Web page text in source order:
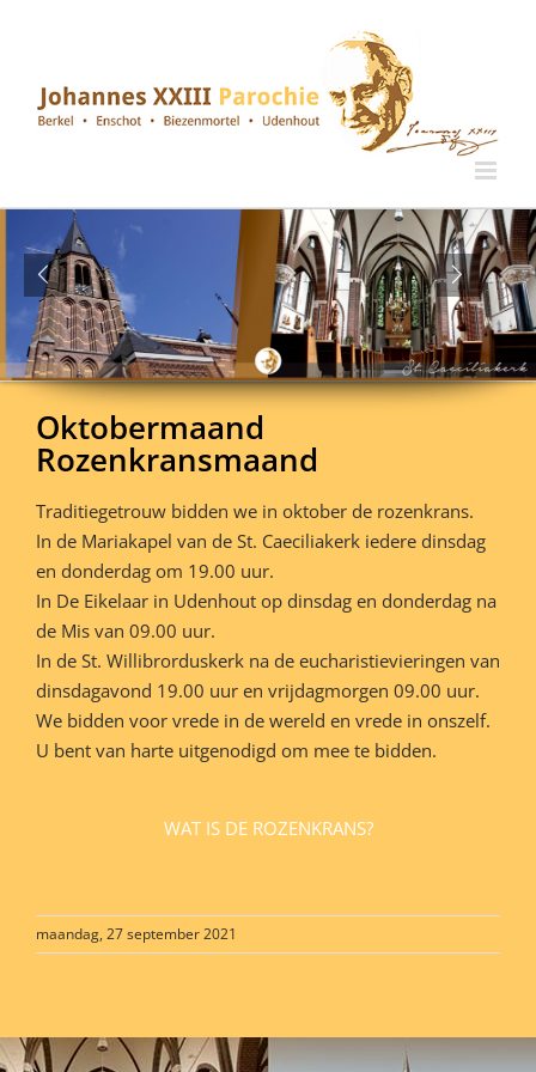
Oktobermaand
Rozenkransmaand
Traditiegetrouw bidden we in oktober de rozenkrans.
In de Mariakapel van de St. Caeciliakerk iedere dinsdag
en donderdag om 19.00 uur.
In De Eikelaar in Udenhout op dinsdag en donderdag na
de Mis van 09.00 uur.
In de St. Willibrorduskerk na de eucharistievieringen van
dinsdagavond 19.00 uur en vrijdagmorgen 09.00 uur.
We bidden voor vrede in de wereld en vrede in onszelf.
U bent van harte uitgenodigd om mee te bidden.
WAT IS DE ROZENKRANS?
maandag, 27 september 2021